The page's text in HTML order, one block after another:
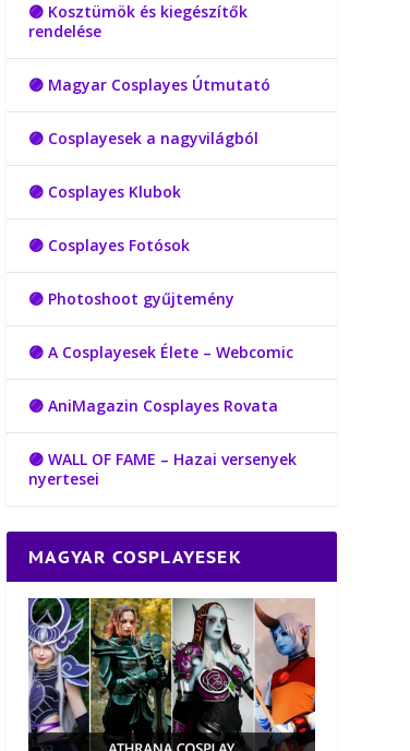
🟣 Kosztümök és kiegészítők
rendelése
🟣 Magyar Cosplayes Útmutató
🟣 Cosplayesek a nagyvilágból
🟣 Cosplayes Klubok
🟣 Cosplayes Fotósok
🟣 Photoshoot gyűjtemény
🟣 A Cosplayesek Élete – Webcomic
🟣 AniMagazin Cosplayes Rovata
🟣 WALL OF FAME – Hazai versenyek
nyertesei
MAGYAR COSPLAYESEK